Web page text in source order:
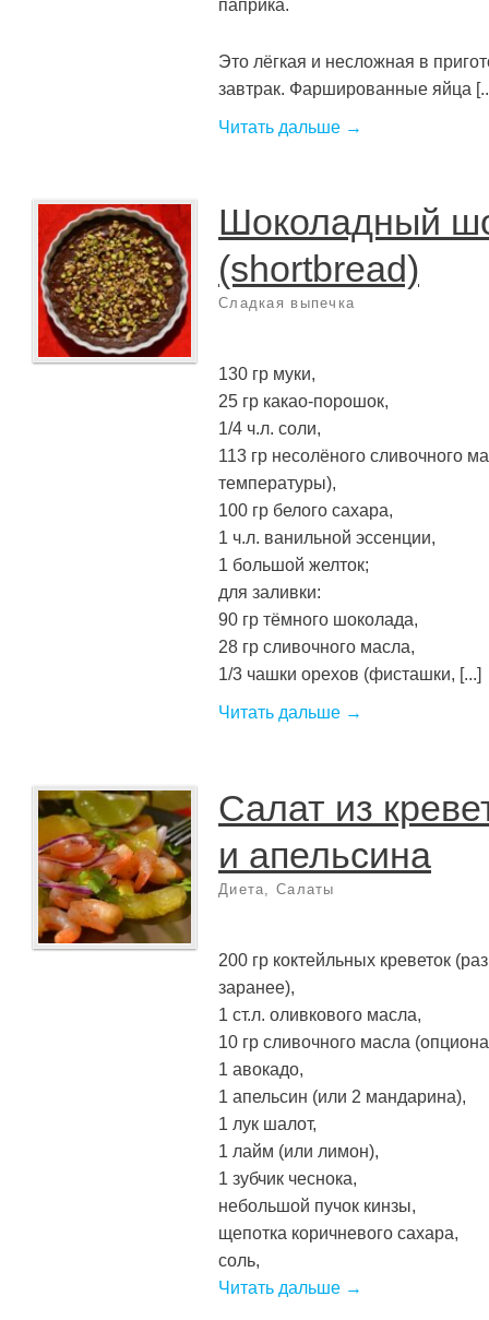
паприка.
Это лёгкая и несложная в
завтрак. Фаршированные яйца
Читать дальше →
Шоколадный
(shortbread)
Сладкая выпечка
130 гр муки,
25 гр какао-порошок,
1/4 ч.л. соли,
113 гр несолёного сливочного
температуры),
100 гр белого сахара,
1 ч.л. ванильной эссенции,
1 большой желток;
для заливки:
90 гр тёмного шоколада,
28 гр сливочного масла,
1/3 чашки орехов (фисташки, [...]
Читать дальше →
Салат из
и апельсина
Диета Салаты
200 гр коктейльных креветок
заранее),
1 ст.л. оливкового масла,
10 гр сливочного масла
1 авокадо,
1 апельсин (или 2 мандарина),
1 лук шалот,
1 лайм (или лимон),
1 зубчик чеснока,
небольшой пучок кинзы,
щепотка коричневого сахара,
соль,
Читать дальше →